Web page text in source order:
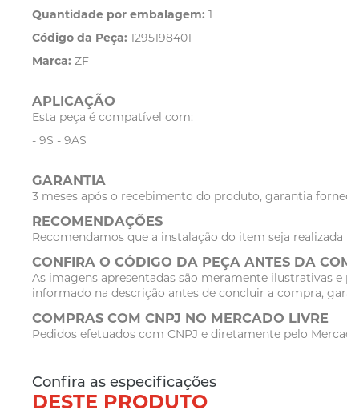
Quantidade por embalagem: 1
Código da Peça: 1295198401
Marca: ZF
APLICAÇÃO
Esta peça é compatível com:
- 9S - 9AS
GARANTIA
3 meses após o recebimento do produto, garantia
RECOMENDAÇÕES
Recomendamos que a instalação do item seja
CONFIRA O CÓDIGO DA PEÇA ANTES DA
As imagens apresentadas são meramente ilustrativas
informado na descrição antes de concluir a compra,
COMPRAS COM CNPJ NO MERCADO LIVRE
Pedidos efetuados com CNPJ e diretamente pelo
Confira as especificações
DESTE PRODUTO